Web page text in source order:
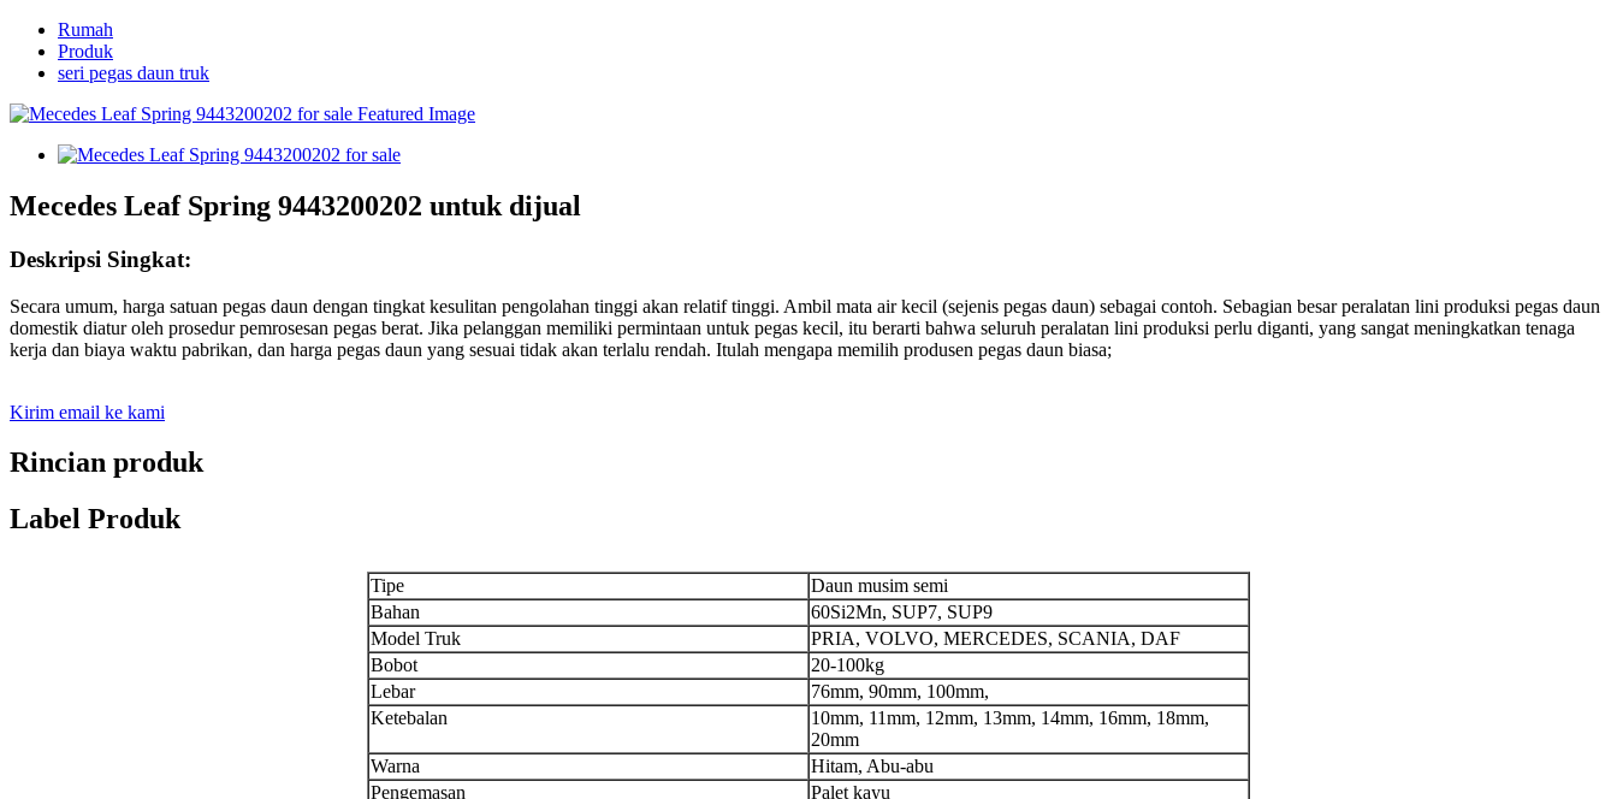
Rumah
Produk
seri pegas daun truk
Mecedes Leaf Spring 9443200202 untuk dijual
Deskripsi Singkat:
Secara umum, harga satuan pegas daun dengan tingkat kesulitan pengolahan tinggi akan relatif tinggi. Ambil mata air kecil (sejenis pegas daun) sebagai contoh. Sebagian besar peralatan lini produksi pegas daun
domestik diatur oleh prosedur pemrosesan pegas berat. Jika pelanggan memiliki permintaan untuk pegas kecil, itu berarti bahwa seluruh peralatan lini produksi perlu diganti, yang sangat meningkatkan tenaga
kerja dan biaya waktu pabrikan, dan harga pegas daun yang sesuai tidak akan terlalu rendah. Itulah mengapa memilih produsen pegas daun biasa;
Kirim email ke kami
Rincian produk
Label Produk
Tipe
Daun musim semi
Bahan
60Si2Mn, SUP7, SUP9
Model Truk
PRIA, VOLVO, MERCEDES, SCANIA, DAF
Bobot
20-100kg
Lebar
76mm, 90mm, 100mm,
Ketebalan
10mm, 11mm, 12mm, 13mm, 14mm, 16mm, 18mm,
20mm
Warna
Hitam, Abu-abu
Pengemasan
Palet kayu